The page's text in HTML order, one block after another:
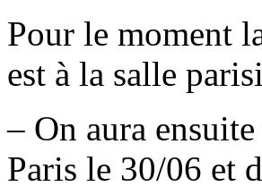
Pour le moment
est à la salle
– On aura
Paris le 30/06 et